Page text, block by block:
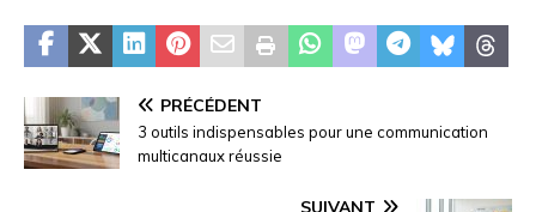
PRÉCÉDENT
3 outils indispensables pour une communication
multicanaux réussie
SUIVANT